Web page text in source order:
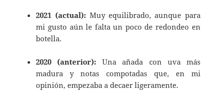
2021 (actual): Muy equilibrado, aunque para
mi gusto aún le falta un poco de redondeo en
botella.
2020 (anterior): Una añada con uva más
madura y notas compotadas que, en mi
opinión, empezaba a decaer ligeramente.